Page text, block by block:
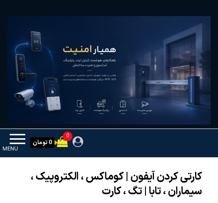
MENU
0
0 تومان
کارتی کردن آیفون | کوماکس ، الکتروپیک ،
سیماران ، تابا | تگ ، کارت